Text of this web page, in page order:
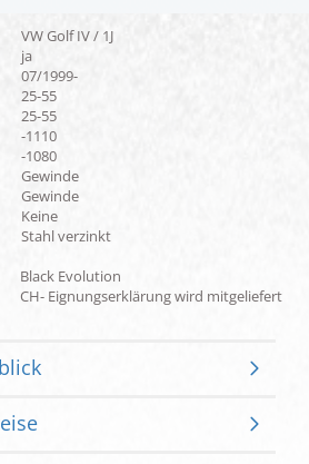
VW Golf IV / 1J
ja
07/1999-
25-55
25-55
-1110
-1080
Gewinde
Gewinde
Keine
Stahl verzinkt
Black Evolution
CH- Eignungserklärung wird mitgeliefert